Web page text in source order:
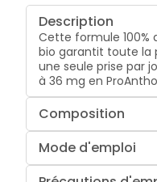
Description
Cette formule
bio garantit toute la
une seule prise par
à 36 mg en
Composition
Mode d'emploi